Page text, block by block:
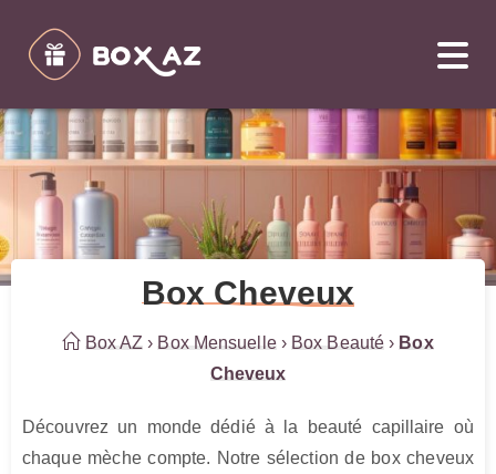
Box Cheveux
Box AZ › Box Mensuelle› Box Beauté › Box
Cheveux
Découvrez un monde dédié à la beauté capillaire où
chaque mèche compte. Notre sélection de box cheveux